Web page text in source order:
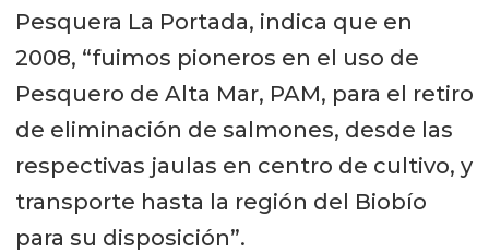
Pesquera La Portada, indica que en
2008, “fuimos pioneros en el uso de
Pesquero de Alta Mar, PAM, para el retiro
de eliminación de salmones, desde las
respectivas jaulas en centro de cultivo, y
transporte hasta la región del Biobío
para su disposición”.